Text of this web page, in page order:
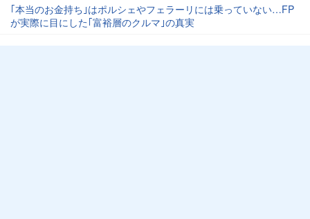
｢本当のお金持ち｣はポルシェやフェラーリには乗っていない…FP
が実際に目にした｢富裕層のクルマ｣の真実